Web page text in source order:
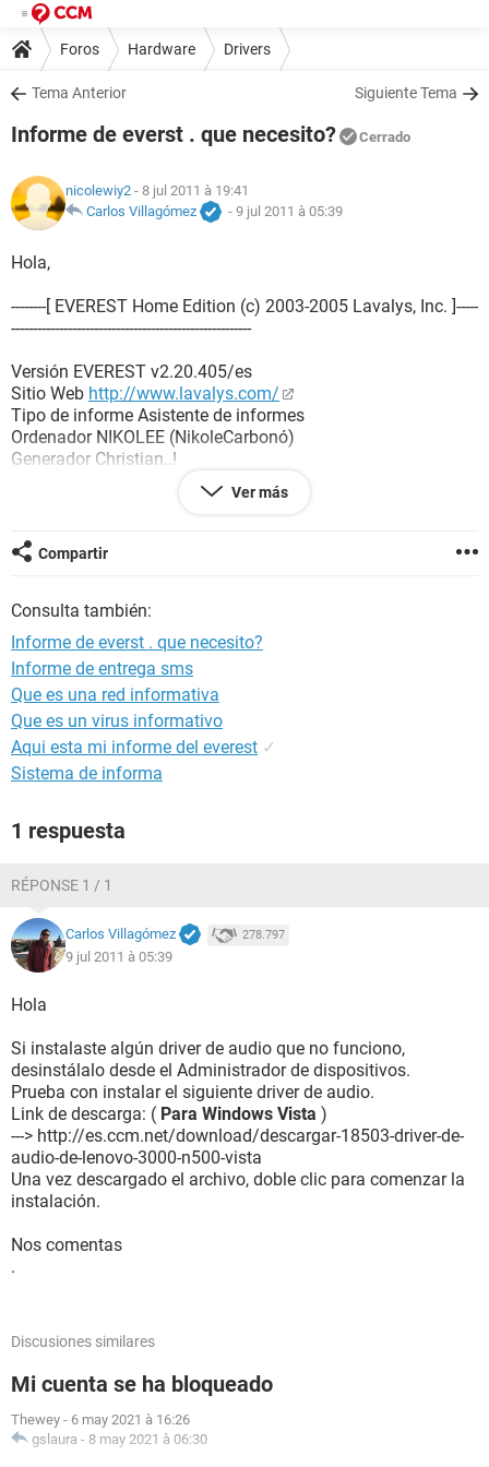
Foros Hardware Drivers
Tema Anterior Siguiente Tema
Informe de everst . que necesito? Cerrado
nicolewiy2 - 8 jul 2011 à 19:41
Carlos Villagómez
- 9 jul 2011 à 05:39
Hola,
--------[ EVEREST Home Edition (c) 2003-2005 Lavalys, Inc. ]-----
-------------------------------------------------------
Versión EVEREST v2.20.405/es
Sitio Web http://www.lavalys.com/
Tipo de informe Asistente de informes
Ordenador NIKOLEE (NikoleCarbonó)
Generador Christian..!
Sistema operativo Microsoft Windows Vista Home Edition
Hora 12:43
--------[ Resumen ]------------------------------------------------------------------------------
-----------------------
Ordenador:
Sistema operativo Microsoft Windows Vista Home Edition
Service Pack del Sistema Operativo Service Pack 1
DirectX 4.09.00.0904 (DirectX 9.0c)
Nombre del sistema NIKOLEE (NikoleCarbonó)
Nombre de usuario Christian..!
Placa base:
Nombre de la Placa Base Desconocido
Chipset de la Placa Base Desconocido
Memoria del Sistema 2007 MB
Tipo de BIOS Phoenix (05/22/09)
Tarjeta gráfica Mobile Intel(R) 4 Series Express Chipset
Tarjeta gráfica Mobile Intel(R) 4 Series Express Chipset
Family (799006 KB)
Monitor Monitor PnP genérico [NoDB]
Multimedia:
Tarjeta de sonido Altavoces (Dispositivo de High
Almacenamiento:
Controlador SCSI/RAID Iniciador iSCSI de Microsoft
Disco duro WDC WD2500BEVS-08VAT2 ATA Device (232 GB,
Lector óptico HL-DT-ST DVDRAM GSA-T50N ATA Device
Estado de los discos duros SMART OK
Particiones:
C: (NTFS) 238472 MB (167645 MB libre)
Ver más
Compartir
Consulta también:
Informe de everst . que necesito?
Informe de entrega sms
Que es una red informativa
Que es un virus informativo
Aqui esta mi informe del everest ✓
Sistema de informa
1 respuesta
RÉPONSE 1 / 1
Carlos Villagómez 278.797
9 jul 2011 à 05:39
Hola
Si instalaste algún driver de audio que no funciono,
desinstálalo desde el Administrador de dispositivos.
Prueba con instalar el siguiente driver de audio.
Link de descarga: ( Para Windows Vista )
---> http://es.ccm.net/download/descargar-18503-driver-de-
audio-de-lenovo-3000-n500-vista
Una vez descargado el archivo, doble clic para comenzar la
instalación.
Nos comentas
.
Discusiones similares
Mi cuenta se ha bloqueado
Thewey - 6 may 2021 à 16:26
gslaura - 8 may 2021 à 06:30